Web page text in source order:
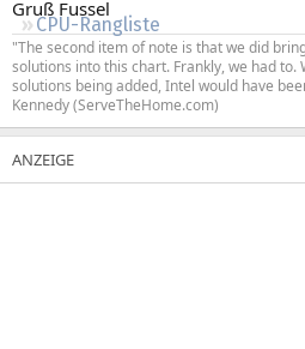
CPU-Rangliste
Gruß Fussel
"The second item of note is that we did
solutions into this chart. Frankly, we had to.
solutions being added, Intel would have
Kennedy (ServeTheHome.com)